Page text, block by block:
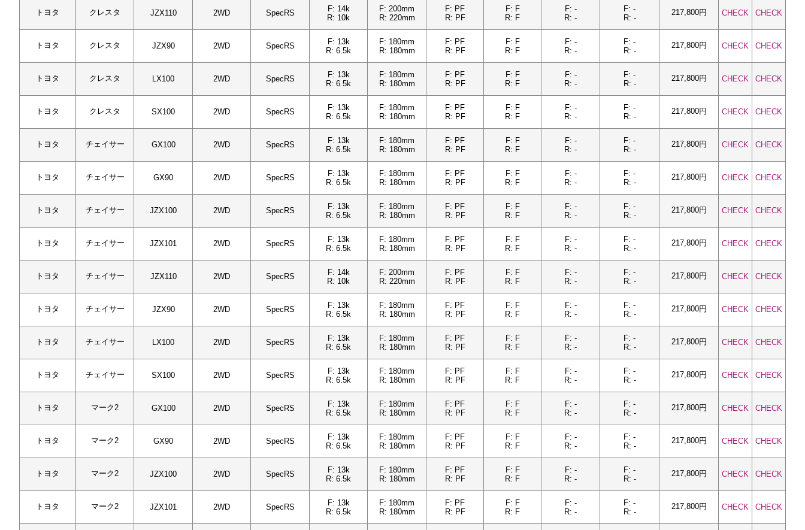
トヨタ クレスタ JZX110 2WD SpecRS
F: 14k
R: 10k
F: 200mm
R: 220mm
F: PF
R: PF
F: F
R: F
F: -
R: -
F: -
R: -
217,800円 CHECK CHECK
トヨタ クレスタ JZX90 2WD SpecRS
F: 13k
R: 6.5k
F: 180mm
R: 180mm
F: PF
R: PF
F: F
R: F
F: -
R: -
F: -
R: -
217,800円 CHECK CHECK
トヨタ クレスタ LX100 2WD SpecRS
F: 13k
R: 6.5k
F: 180mm
R: 180mm
F: PF
R: PF
F: F
R: F
F: -
R: -
F: -
R: -
217,800円 CHECK CHECK
トヨタ クレスタ SX100 2WD SpecRS
F: 13k
R: 6.5k
F: 180mm
R: 180mm
F: PF
R: PF
F: F
R: F
F: -
R: -
F: -
R: -
217,800円 CHECK CHECK
トヨタ チェイサー GX100 2WD SpecRS
F: 13k
R: 6.5k
F: 180mm
R: 180mm
F: PF
R: PF
F: F
R: F
F: -
R: -
F: -
R: -
217,800円 CHECK CHECK
トヨタ チェイサー GX90 2WD SpecRS
F: 13k
R: 6.5k
F: 180mm
R: 180mm
F: PF
R: PF
F: F
R: F
F: -
R: -
F: -
R: -
217,800円 CHECK CHECK
トヨタ チェイサー JZX100 2WD SpecRS
F: 13k
R: 6.5k
F: 180mm
R: 180mm
F: PF
R: PF
F: F
R: F
F: -
R: -
F: -
R: -
217,800円 CHECK CHECK
トヨタ チェイサー JZX101 2WD SpecRS
F: 13k
R: 6.5k
F: 180mm
R: 180mm
F: PF
R: PF
F: F
R: F
F: -
R: -
F: -
R: -
217,800円 CHECK CHECK
トヨタ チェイサー JZX110 2WD SpecRS
F: 14k
R: 10k
F: 200mm
R: 220mm
F: PF
R: PF
F: F
R: F
F: -
R: -
F: -
R: -
217,800円 CHECK CHECK
トヨタ チェイサー JZX90 2WD SpecRS
F: 13k
R: 6.5k
F: 180mm
R: 180mm
F: PF
R: PF
F: F
R: F
F: -
R: -
F: -
R: -
217,800円 CHECK CHECK
トヨタ チェイサー LX100 2WD SpecRS
F: 13k
R: 6.5k
F: 180mm
R: 180mm
F: PF
R: PF
F: F
R: F
F: -
R: -
F: -
R: -
217,800円 CHECK CHECK
トヨタ チェイサー SX100 2WD SpecRS
F: 13k
R: 6.5k
F: 180mm
R: 180mm
F: PF
R: PF
F: F
R: F
F: -
R: -
F: -
R: -
217,800円 CHECK CHECK
トヨタ マーク2 GX100 2WD SpecRS
F: 13k
R: 6.5k
F: 180mm
R: 180mm
F: PF
R: PF
F: F
R: F
F: -
R: -
F: -
R: -
217,800円 CHECK CHECK
トヨタ マーク2 GX90 2WD SpecRS
F: 13k
R: 6.5k
F: 180mm
R: 180mm
F: PF
R: PF
F: F
R: F
F: -
R: -
F: -
R: -
217,800円 CHECK CHECK
トヨタ マーク2 JZX100 2WD SpecRS
F: 13k
R: 6.5k
F: 180mm
R: 180mm
F: PF
R: PF
F: F
R: F
F: -
R: -
F: -
R: -
217,800円 CHECK CHECK
トヨタ マーク2 JZX101 2WD SpecRS
F: 13k
R: 6.5k
F: 180mm
R: 180mm
F: PF
R: PF
F: F
R: F
F: -
R: -
F: -
R: -
217,800円 CHECK CHECK